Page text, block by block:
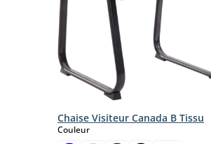
Chaise Visiteur Canada B Tissu
Couleurselect